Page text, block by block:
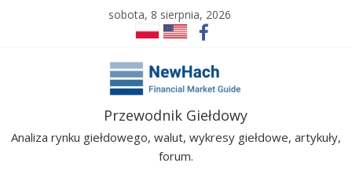
sobota, 8 sierpnia, 2026
NewHachPrzewodnik Giełdowy
Analiza rynku giełdowego, walut, wykresy giełdowe, artykuły,
forum.